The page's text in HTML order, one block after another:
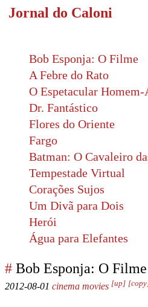
Jornal do Caloni
Bob Esponja: O Filme
A Febre do Rato
O Espetacular Homem-
Dr. Fantástico
Flores do Oriente
Fargo
Batman: O Cavaleiro
Tempestade Virtual
Corações Sujos
Um Divã para Dois
Herói
Água para Elefantes
# Bob Esponja: O Filme
2012-08-01 cinema movies [up]